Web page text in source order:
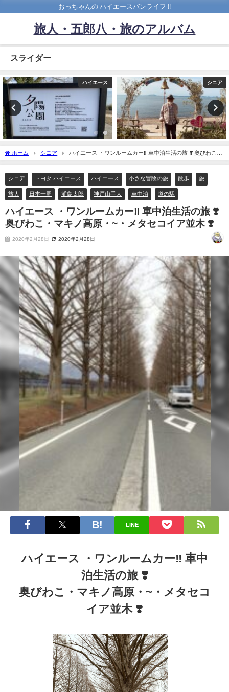
おっちゃんの ハイエースバンライフ ‼️
旅人・五郎八・旅のアルバム
スライダー
ハイエース シニア
ホーム シニア
ハイエース ・ワンルームカー‼️ 車中泊生活の旅 ❣️ 奥びわこ・
マキノ高原・~・メタセコイア並木 ❣️
シニア トヨタ ハイエース ハイエース 小さな冒険の旅 散歩 旅
旅人 日本一周 浦島太郎 神戸山手大 車中泊 道の駅
ハイエース ・ワンルームカー‼️ 車中泊生活の旅 ❣️
奥びわこ・マキノ高原・~・メタセコイア並木 ❣️
2020年2月28日 2020年2月28日
LINE
ハイエース ・ワンルームカー‼️ 車中
泊生活の旅 ❣️
奥びわこ・マキノ高原・~・メタセコ
イア並木 ❣️